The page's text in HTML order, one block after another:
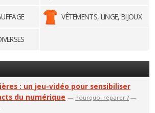
VÊTEMENTS, LINGE, BIJOUX
: un jeu-vidéo pour sensibiliser
du numérique — Pourquoi réparer ? —